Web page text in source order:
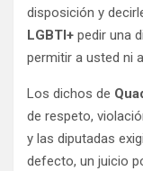
disposición y
LGBTI+ pedir una
permitir a usted ni
Los dichos de
de respeto,
y las diputadas
defecto, un juicio